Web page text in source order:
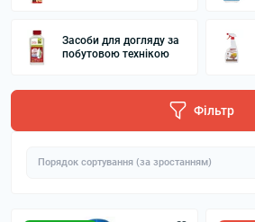
Засоби для догляду за
побутовою технікою
Фільтр